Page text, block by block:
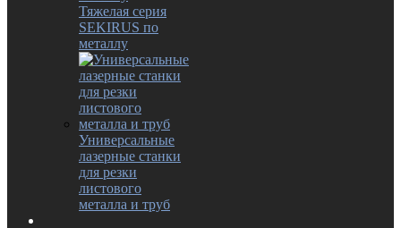
Тяжелая серия
SEKIRUS по
металлу
Универсальные
лазерные станки
для резки
листового
металла и труб